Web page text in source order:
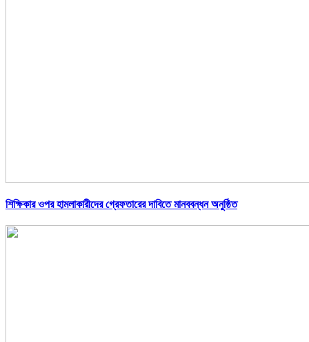
শিক্ষিকার ওপর হামলাকারীদের গ্রেফতারের দাবিতে মানববন্ধন অনুষ্ঠিত